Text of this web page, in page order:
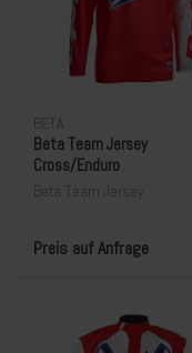
BETA
Beta Team Jersey
Cross/Enduro
Beta Team Jersey
Preis auf Anfrage